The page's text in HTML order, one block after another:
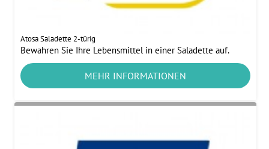
Atosa Saladette 2-türig
Bewahren Sie Ihre Lebensmittel in einer Saladette auf.
MEHR INFORMATIONEN